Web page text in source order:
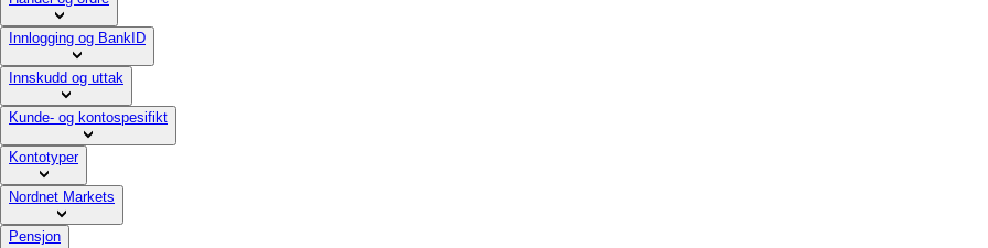
Innlogging og BankID
Innskudd og uttak
Kunde- og kontospesifikt
Kontotyper
Nordnet Markets
Pensjon